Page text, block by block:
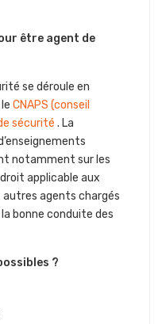
être agent de
se déroule en
CNAPS (conseil
sécurité . La
notamment sur les
applicable aux
autres agents chargés
bonne conduite des
?